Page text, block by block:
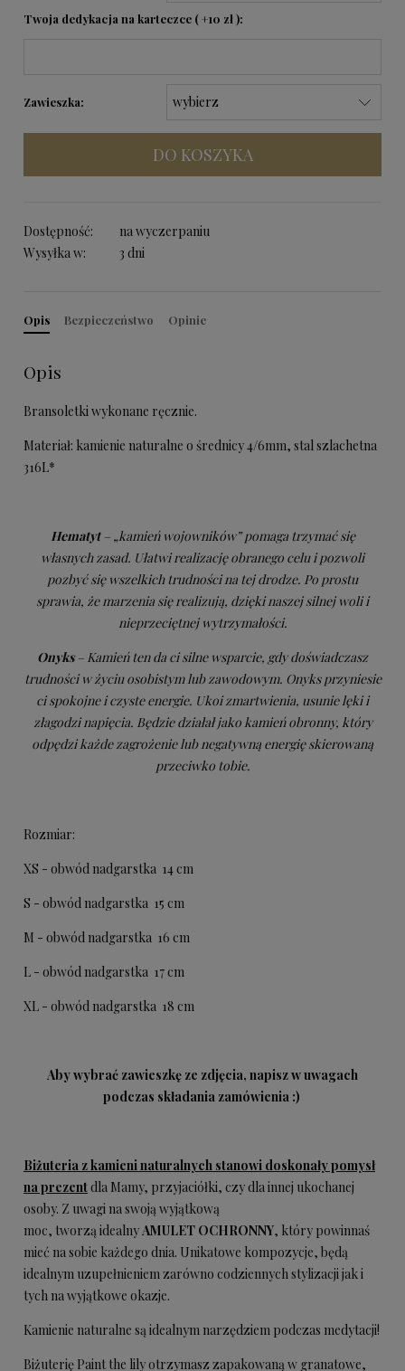
Twoja dedykacja na karteczce ( +10 zł ):
Zawieszka:
DO KOSZYKA
Dostępność:
na wyczerpaniu
Wysyłka w:
3 dni
Opis Bezpieczeństwo Opinie
Opis
Bransoletki wykonane ręcznie.
Materiał: kamienie naturalne o średnicy 4/6mm, stal szlachetna
316L*
Hematyt– „kamień wojowników” pomaga trzymać się
własnych zasad. Ułatwi realizację obranego celu i pozwoli
pozbyć się wszelkich trudności na tej drodze. Po prostu
sprawia, że marzenia się realizują, dzięki naszej silnej woli i
nieprzeciętnej wytrzymałości.
Onyks– Kamień ten da ci silne wsparcie, gdy doświadczasz
trudności w życiu osobistym lub zawodowym. Onyks przyniesie
ci spokojne i czyste energie. Ukoi zmartwienia, usunie lęki i
złagodzi napięcia. Będzie działał jako kamień obronny, który
odpędzi każde zagrożenie lub negatywną energię skierowaną
przeciwko tobie.
Rozmiar:
XS - obwód nadgarstka 14 cm
S - obwód nadgarstka 15 cm
M - obwód nadgarstka 16 cm
L - obwód nadgarstka 17 cm
XL - obwód nadgarstka 18 cm
Aby wybrać zawieszkę ze zdjęcia, napisz w uwagach
podczas składania zamówienia :)
Biżuteria z kamieni naturalnych stanowi doskonały pomysł
na prezentdla Mamy, przyjaciółki, czy dla innej ukochanej
osoby. Z uwagi na swoją wyjątkową
moc, tworzą idealnyAMULET OCHRONNY, który powinnaś
mieć na sobie każdego dnia. Unikatowe kompozycje, będą
idealnym uzupełnieniem zarówno codziennych stylizacji jak i
tych na wyjątkowe okazje.
Kamienie naturalne są idealnym narzędziem podczas medytacji!
Biżuterię Paint the lily otrzymasz zapakowaną w granatowe,